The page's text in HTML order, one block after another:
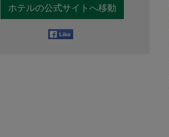
ホテルの公式サイトへ移動